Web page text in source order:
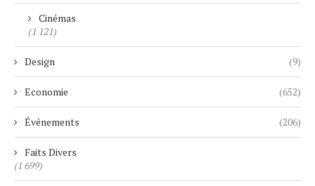
Cinémas
(1 121)
Design (9)
Economie (652)
Événements (206)
Faits Divers
(1 699)